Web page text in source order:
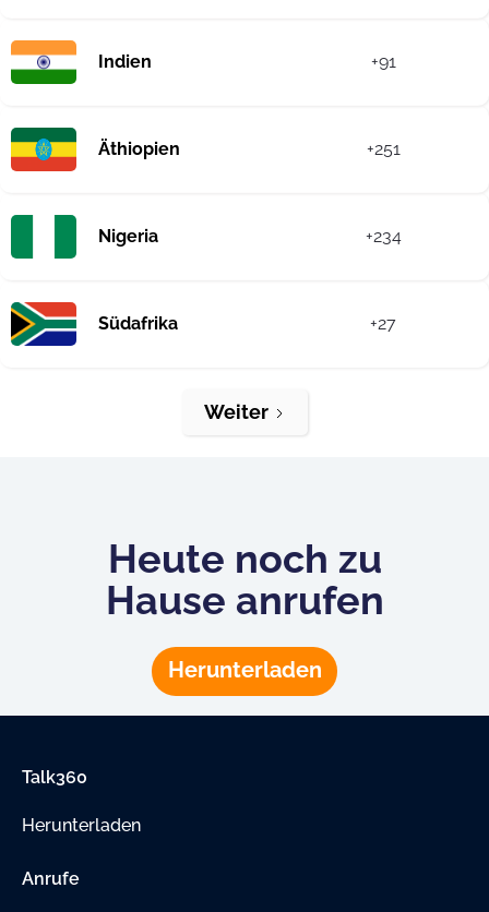
Indien +91
Äthiopien +251
Nigeria +234
Südafrika +27
Weiter
Heute noch zu
Hause anrufen
Herunterladen
Talk360
Herunterladen
Anrufe